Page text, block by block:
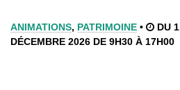
ANIMATIONS, PATRIMOINE •
DU
DÉCEMBRE 2026 DE 9H30 À 17H00